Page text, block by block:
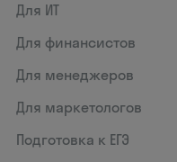
Для ИТ
Для финансистов
Для менеджеров
Для маркетологов
Подготовка к ЕГЭ